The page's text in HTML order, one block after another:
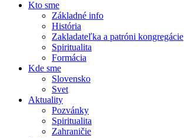
Kto sme
Základné info
História
Zakladateľka a patróni kongregácie
Spiritualita
Formácia
Kde sme
Slovensko
Svet
Aktuality
Pozvánky
Spiritualita
Zahraničie